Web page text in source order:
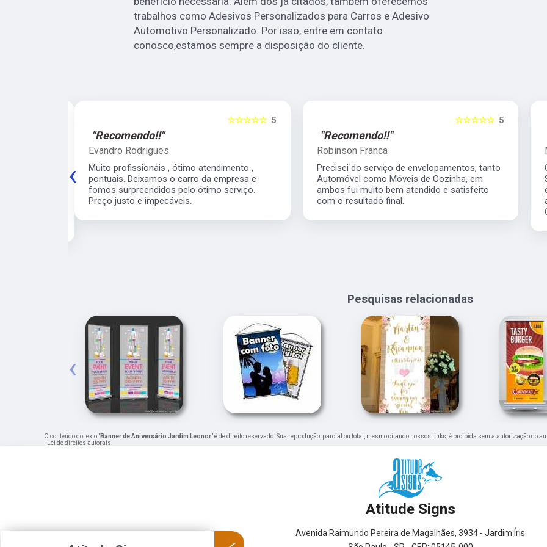
trabalhos como Adesivos Personalizados para Carros e Adesivo
Automotivo Personalizado. Por isso, entre em contato
conosco,estamos sempre a disposição do cliente.
5
☆☆☆☆☆
"Recomendo!!"
Robinson Franca
Precisei do serviço de envelopamentos, tanto
Automóvel como Móveis de Cozinha, em
ambos fui muito bem atendido e satisfeito
com o resultado final.
5
☆☆☆☆☆
"Recomendo!!"
Michele Oliveira
Gostaria de parabenizar a empresa Atitude
Signs e sua equipe pelo maravilhoso trabalho
executado em nossa frota. Excelente
atendimento e com uma entrega rápida.
‹
‹
O conteúdo do texto "Banner de Aniversário Jardim Leonor
Atitude Signs
Avenida Raimundo Pereira de Magalhães, 3934 - Jardim Íris